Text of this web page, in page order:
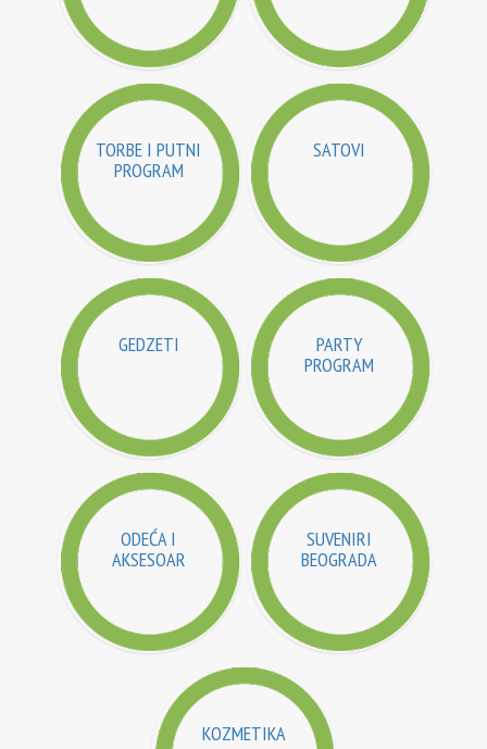
TORBE I PUTNI
PROGRAM
SATOVI
GEDZETI
PARTY
PROGRAM
ODEĆA I
AKSESOAR
SUVENIRI
BEOGRADA
KOZMETIKA